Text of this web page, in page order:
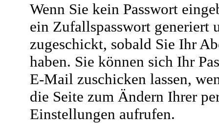
Wenn Sie kein Passwort
ein Zufallspasswort generiert
zugeschickt, sobald Sie Ihr
haben. Sie können sich Ihr
E-Mail zuschicken lassen,
die Seite zum Ändern Ihrer
Einstellungen aufrufen.